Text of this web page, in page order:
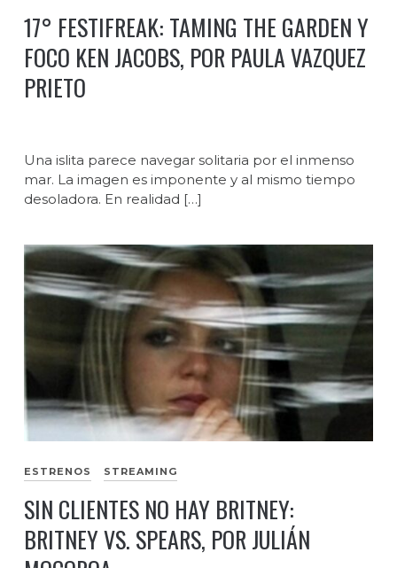
17° FESTIFREAK: TAMING THE GARDEN Y
FOCO KEN JACOBS, POR PAULA VAZQUEZ
PRIETO
Una islita parece navegar solitaria por el inmenso
mar. La imagen es imponente y al mismo tiempo
desoladora. En realidad […]
ESTRENOS STREAMING
SIN CLIENTES NO HAY BRITNEY:
BRITNEY VS. SPEARS, POR JULIÁN